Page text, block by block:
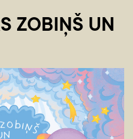
ZOBIŅŠ UN